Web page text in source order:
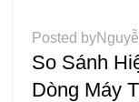
Posted by
So Sánh
Dòng Máy